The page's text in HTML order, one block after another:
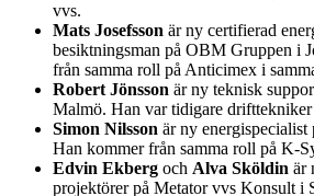
vvs.
Mats Josefsson är ny certifierad
besiktningsman på OBM Gruppen i
från samma roll på Anticimex i
Robert Jönsson är ny teknisk
Malmö. Han var tidigare
Simon Nilsson är ny
Han kommer från samma roll på K-
Edvin Ekberg och Alva Sköldin är
projektörer på Metator vvs Konsult i